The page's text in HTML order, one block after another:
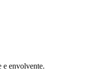
e envolvente.